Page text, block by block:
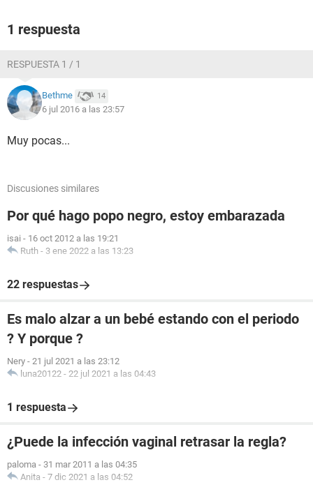
1 respuesta
RESPUESTA 1 / 1
Bethme 14
6 jul 2016 a las 23:57
Muy pocas...
Discusiones similares
Por qué hago popo negro, estoy embarazada
isai - 16 oct 2012 a las 19:21
Ruth - 3 ene 2022 a las 13:23
22 respuestas
Es malo alzar a un bebé estando con el periodo
? Y porque ?
Nery - 21 jul 2021 a las 23:12
luna20122 - 22 jul 2021 a las 04:43
1 respuesta
¿Puede la infección vaginal retrasar la regla?
paloma - 31 mar 2011 a las 04:35
Anita - 7 dic 2021 a las 04:52